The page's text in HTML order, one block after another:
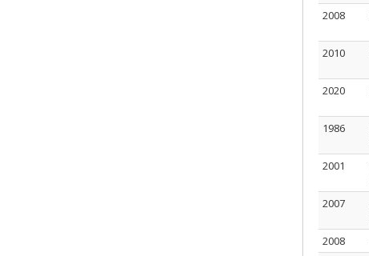
2008
2010
2020
1986
2001
2007
2008